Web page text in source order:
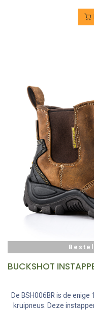
De BSH006BR is de
kruipneus. Deze